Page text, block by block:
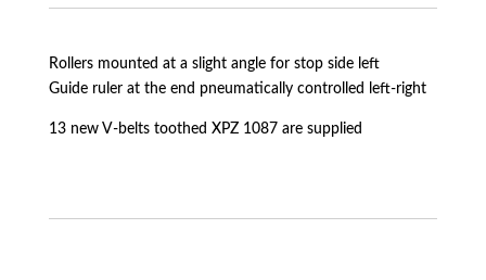
Rollers mounted at a slight angle for stop side left
Guide ruler at the end pneumatically controlled left-right
13 new V-belts toothed XPZ 1087 are supplied